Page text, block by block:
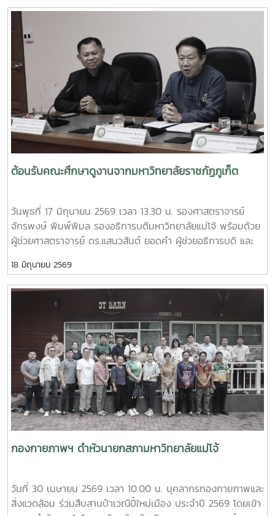
สารอาหารบำรุงดิน เพื่อลดปริมาณขยะตั้งแต่ต้นทาง โอกาสนี้ ทีม
งานจากงานสิ่งแวดล้อมและภัยพิบัติ กองกายภาพและสิ่งแวดล้อม
ได้ร่วมสาธิตการทำปุ๋ยหมักใบไม้ในวงตาข่าย เพื่อเป็นแนวทางใน
การจัดการเศษวัสดุอินทรีย์ภายในครัวเรือนและชุมชน โดยมี
ประชาชนชุมชนบ้านโปง และโรงเรียนในพื้นที่เข้าร่วมเรียนรู้และฝึก
ปฏิบัติ ทั้งนี้ กิจกรรมดังกล่าวจัดขึ้นภายใต้ โครงการส่งเสริมการ
จัดการขยะอย่างถูกวิธีและถูกสุขลักษณะ ของชุมชนบ้านโปง
ประจำปี 2569 โดยบูรณาการให้ความรู้ร่วมกับเทศบาลตำบลป่าไผ่
และนางนิตยา วิริยา แม่หลวงบ้านหม้อ หมู๋ 12 ตำบลป่าไผ่ ร่วม
ถ่ายทอดองค์ความรู้ด้านการคัดแยกขยะ การจัดการขยะอินทรีย์
กองทุนออมบุญขยะบ้านหม้อ และการใช้ประโยชน์จากวัสดุเหลือใช้
เพื่อส่งเสริมให้ประชาชนสามารถนำความรู้ไปประยุกต์ใช้ในครัว
ขึ้น ณ ศาลาอเนกประสงค์ หมู่ที่ 6 ตำบลป่าไผ่ อำเภอสันทราย
จังหวัดเชียงใหม่ ได้รับความสนใจจากประชาชน ผู้นำชุมชน และ
สถานศึกษาในพื้นที่เข้าร่วมกิจกรรมอย่างพร้อมเพรียง สะท้อนถึง
ความร่วมมือของทุกภาคส่วนในการขับเคลื่อนการจัดการขยะตั้งแต่
ต้นทาง เพื่อมุ่งสู่ชุมชนที่สะอาด น่าอยู่ และเป็นมิตรต่อสิ่งแวดล้อม
อย่างยั่งยืน
ต้อนรับคณะศึกษาดูงานจากมหาวิทยาลัยราชภัฏภูเก็ต
วันพุธที่ 17 มิถุนายน 2569 เวลา 13.30 น. รองศาสตราจารย์
จักรพงษ์ พิมพ์พิมล รองอธิการบดีมหาวิทยาลัยแม่โจ้ พร้อมด้วย
ผู้ช่วยศาสตราจารย์ ดร.แสนวสันต์ ยอดคำ ผู้ช่วยอธิการบดี และ
แวดล้อม นำทีมหัวหน้างานในสังกัดร่วมให้การต้อนรับ ผู้ช่วย
ศาสตราจารย์ ดร.รังสรรค์ พลสมัคร ประธานสภาคณาจารย์และ
ข้าราชการ พร้อมคณะศึกษาดูงานจากสภาคณาจารย์และ
ข้าราชการ มหาวิทยาลัยราชภัฏภูเก็ต ในการนี้ ทั้งสอง
มหาวิทยาลัยได้ร่วมแลกเปลี่ยนประสบการณ์ด้านการจัดสวัสดิการ
บุคลากร ตลอดจนแนวทางการพัฒนาและประยุกต์ใช้ให้เหมาะสม
กับบริบทของแต่ละสถาบัน โดยมีนายสุชาติ จันทร์แก้ว รักษาการ
ในตำแหน่งหัวหน้างานสวัสดิการ กองบริหารทรัพยากรบุคคล เป็น
ผู้ให้ข้อมูลเกี่ยวกับการจัดสวัสดิการบุคลากรของมหาวิทยาลัยแม่โจ้
นอกจากนี้ ผู้ช่วยศาสตราจารย์ ดร.มุจลินทร์ ผลจันทร์ ได้บรรยาย
และให้ข้อมูลเกี่ยวกับการดำเนินงานด้านมหาวิทยาลัยสีเขียว
(Green University) ของมหาวิทยาลัยแม่โจ้ ณ ห้องประชุมรวง
ผึ้ง ชั้น 5 อาคารสำนักงานมหาวิทยาลัย ภายหลังการประชุม คณะ
มหาวิทยาลัยแม่โจ้
18 มิถุนายน 2569
กองกายภาพฯ ดำหัวนายกสภามหาวิทยาลัยแม่โจ้
วันที่ 30 เมษายน 2569 เวลา 10.00 น. บุคลากรกองกายภาพและ
สิ่งแวดล้อม ร่วมสืบสานป๋าเวณีปี๋ใหม่เมือง ประจำปี 2569 โดยเข้า